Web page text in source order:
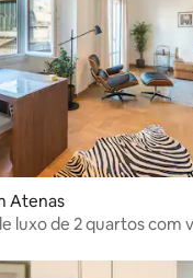
Atenas
luxo de 2 quartos com